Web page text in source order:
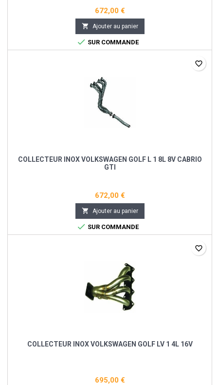
672,00 €
 Ajouter au panier
 SUR COMMANDE
COLLECTEUR INOX VOLKSWAGEN GOLF L 1 8L 8V CABRIO
GTI
672,00 €
 Ajouter au panier
 SUR COMMANDE
favorite_border
COLLECTEUR INOX VOLKSWAGEN GOLF LV 1 4L 16V
695,00 €
favorite_border